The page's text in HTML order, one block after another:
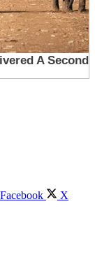
Facebook X